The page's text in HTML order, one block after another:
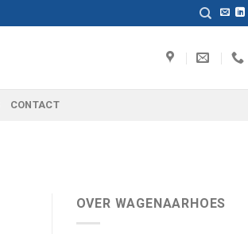
CONTACT
OVER WAGENAARHOES